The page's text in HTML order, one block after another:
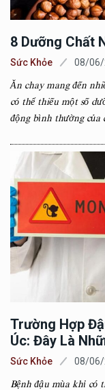
8 Dưỡng Chất
Sức Khỏe 08/06/
Ăn chay mang đến
có thể thiếu một số
động bình thường của
Trường Hợp
Úc: Đây Là
Sức Khỏe 08/06/
Bệnh đậu mùa khỉ có